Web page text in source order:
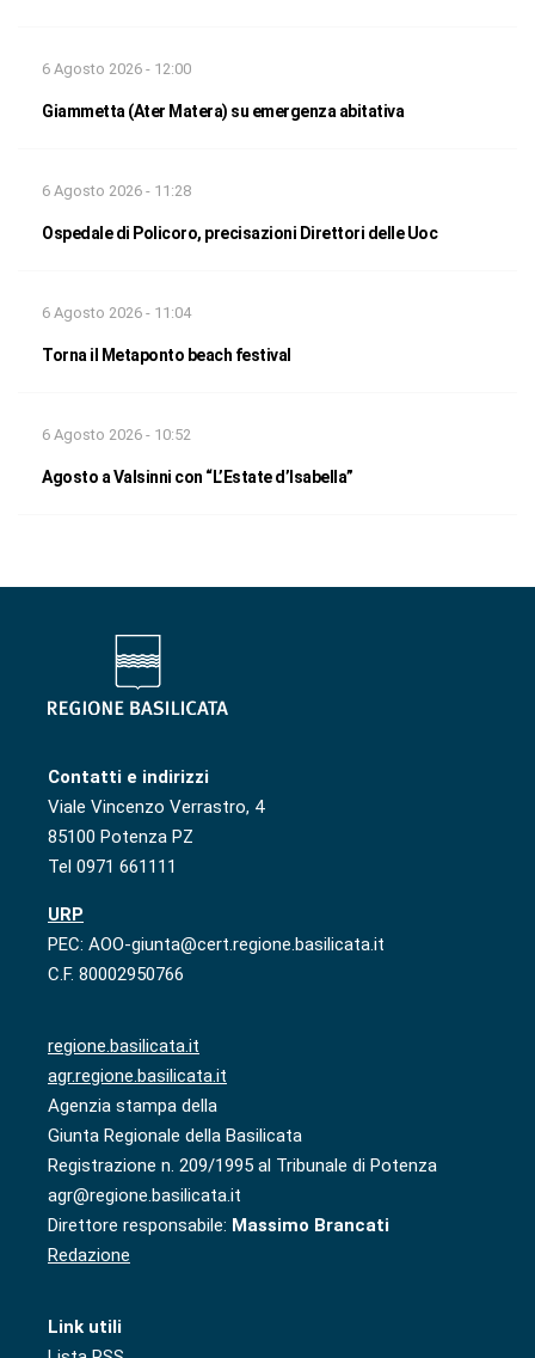
6 Agosto 2026 - 12:00
Giammetta (Ater Matera) su emergenza abitativa
6 Agosto 2026 - 11:28
Ospedale di Policoro, precisazioni Direttori delle Uoc
6 Agosto 2026 - 11:04
Torna il Metaponto beach festival
6 Agosto 2026 - 10:52
Agosto a Valsinni con “L’Estate d’Isabella”
Contatti e indirizzi
Viale Vincenzo Verrastro, 4
85100 Potenza PZ
Tel 0971 661111
URP
PEC: AOO-giunta@cert.regione.basilicata.it
C.F. 80002950766
regione.basilicata.it
agr.regione.basilicata.it
Agenzia stampa della
Giunta Regionale della Basilicata
Registrazione n. 209/1995 al Tribunale di Potenza
agr@regione.basilicata.it
Direttore responsabile: Massimo Brancati
Redazione
Link utili